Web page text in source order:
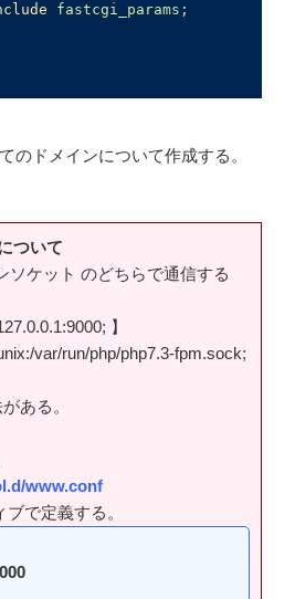
fastcgi_params;
のドメインについて作成する。
ついて
ソケット のどちらで通信する
】
var/run/php/php7.3-fpm.sock;
ある。
www.conf
で定義する。